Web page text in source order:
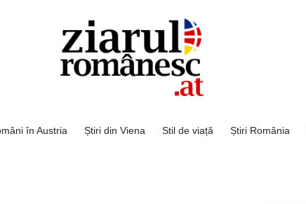
în Austria Știri din Viena Stil de viață Știri România